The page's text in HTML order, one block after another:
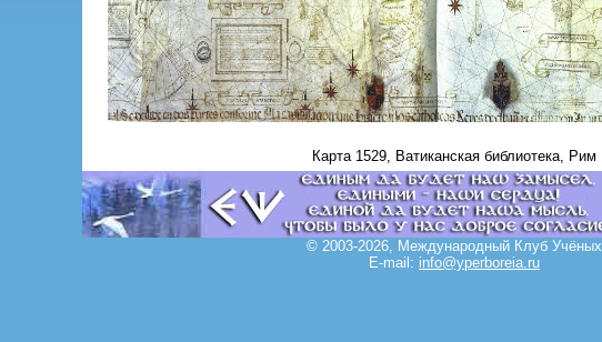
Карта 1529, Ватиканская библиотека, Рим
© 2003-2026, Международный Клуб Учёных
E-mail: info@yperboreia.ru